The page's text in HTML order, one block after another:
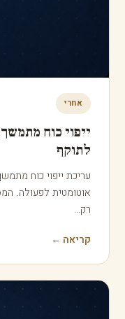
ייפוי כוח
זהו אחד הבלבולים
ייפוי כוח מתמשך